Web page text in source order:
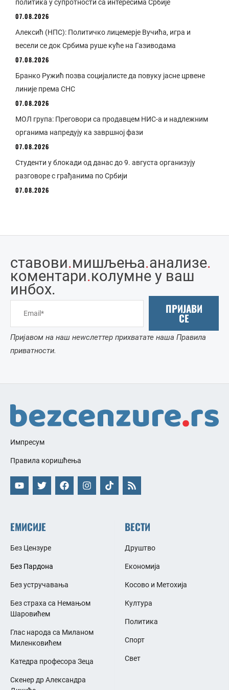
политика у супротности са интересима Србије
07.08.2026
Алексић (НПС): Политичко лицемерје Вучића, игра и
весели се док Србима руше куће на Газиводама
07.08.2026
Бранко Ружић позва социјалисте да повуку јасне црвене
линије према СНС
07.08.2026
МОЛ група: Преговори са продавцем НИС-а и надлежним
органима напредују ка завршној фази
07.08.2026
Студенти у блокади од данас до 9. августа организују
разговоре с грађанима по Србији
07.08.2026
ставови.мишљења.анализе.
коментари.колумне у ваш
инбоx.
ПРИЈАВИ
СЕ
Пријавом на наш неwслеттер прихватате наша Правила
приватности.
Импресум
Правила коришћења
ЕМИСИЈЕ
Без Цензуре
Без Пардона
Без устручавања
Без страха са Немањом
Шаровићем
Глас народа са Миланом
Миленковићем
Катедра професора Зеца
Скенер др Александра
ВЕСТИ
Друштво
Економија
Косово и Метохија
Култура
Политика
Спорт
Свет